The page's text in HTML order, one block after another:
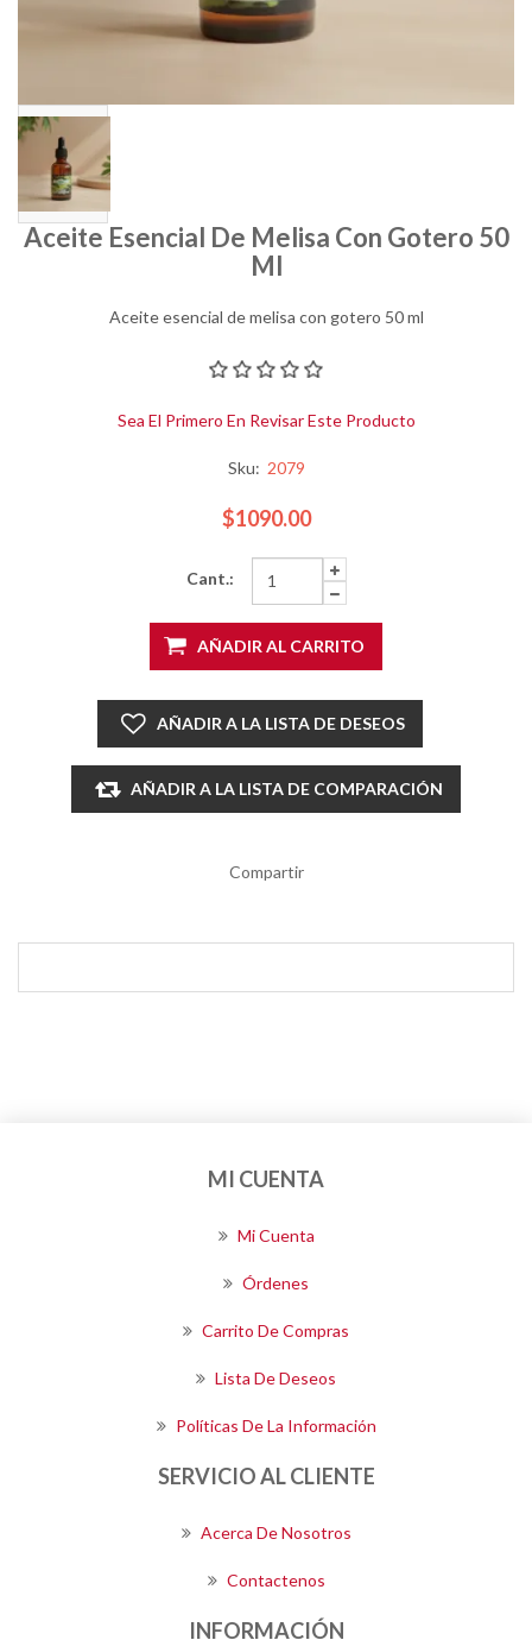
Aceite Esencial De Melisa Con Gotero 50
Ml
Aceite esencial de melisa con gotero 50 ml
Sea El Primero En Revisar Este Producto
Sku: 2079
$1090.00
Cant.:
AÑADIR AL CARRITO
AÑADIR A LA LISTA DE DESEOS
AÑADIR A LA LISTA DE COMPARACIÓN
Compartir
MI CUENTA
Mi Cuenta
Órdenes
Carrito De Compras
Lista De Deseos
Políticas De La Información
SERVICIO AL CLIENTE
Acerca De Nosotros
Contactenos
INFORMACIÓN